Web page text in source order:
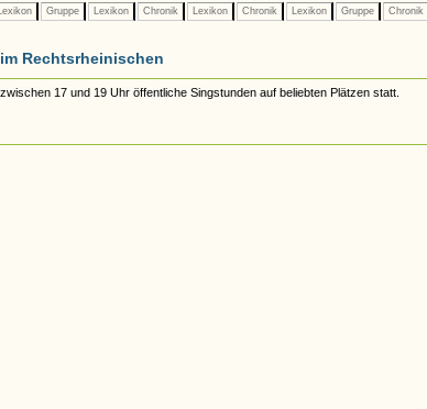
Gruppe Lexikon Chronik Lexikon Chronik Lexikon Gruppe Chronik
Rechtsrheinischen
17 und 19 Uhr öffentliche Singstunden auf beliebten Plätzen statt.